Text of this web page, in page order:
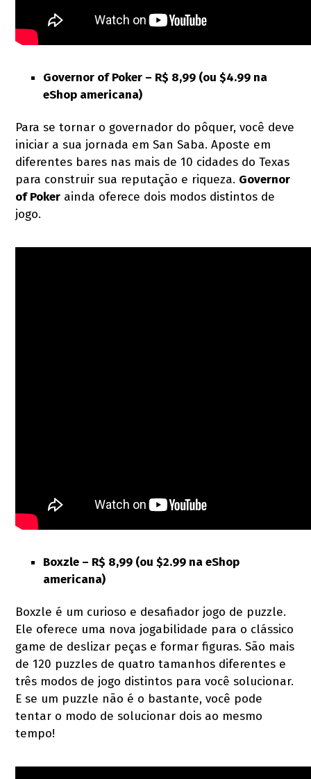
Governor of Poker – R$ 8,99 (ou $4.99 na
eShop americana)
Para se tornar o governador do pôquer, você deve
iniciar a sua jornada em San Saba. Aposte em
diferentes bares nas mais de 10 cidades do Texas
para construir sua reputação e riqueza. Governor
of Poker ainda oferece dois modos distintos de
jogo.
Boxzle – R$ 8,99 (ou $2.99 na eShop
americana)
Boxzle é um curioso e desafiador jogo de puzzle.
Ele oferece uma nova jogabilidade para o clássico
game de deslizar peças e formar figuras. São mais
de 120 puzzles de quatro tamanhos diferentes e
três modos de jogo distintos para você solucionar.
E se um puzzle não é o bastante, você pode
tentar o modo de solucionar dois ao mesmo
tempo!